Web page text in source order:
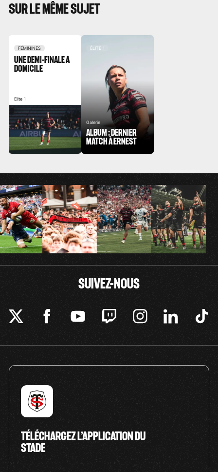
SUR LE MÊME SUJET
FÉMININES
UNE DEMI-FINALE À
DOMICILE
Elite 1
ÉLITE 1
Galerie
ALBUM : DERNIER
MATCH À ERNEST
SUIVEZ-NOUS
TÉLÉCHARGEZ L’APPLICATION DU
STADE